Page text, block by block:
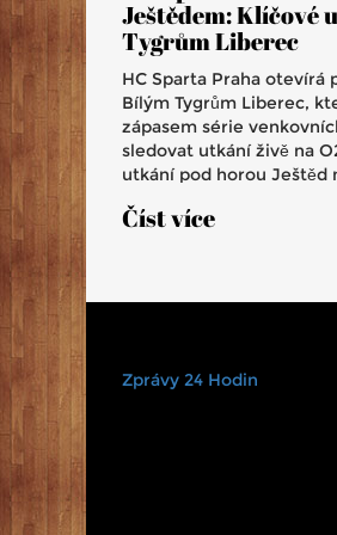
Ještědem:
Tygrům Liberec
HC Sparta Praha
Bílým Tygrům Liberec,
zápasem série
sledovat utkání živě na
utkání pod horou Ještěd
zápasů týmu HC Sparta
Číst více
Zprávy 24 Hodin